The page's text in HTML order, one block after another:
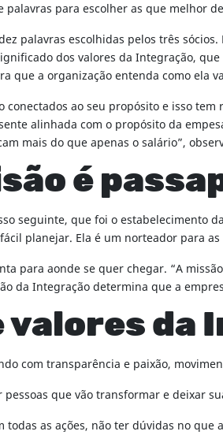
para escolher as que melhor
palavras escolhidas pelos três
dos valores da Integração,
que a organização entenda como ela
ao seu propósito e isso
alinhada com o propósito da
mais do que apenas o salário”,
é
seguinte, que foi o
planejar. Ela é um norteador para
para aonde se quer chegar. “A
da Integração determina que a
valores da
com transparência e paixão,
que vão transformar e deixar
todas as ações, não ter dúvidas no